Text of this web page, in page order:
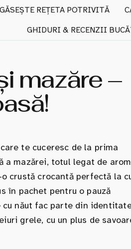
GĂSEȘTE REȚETA POTRIVITĂ
GHIDURI & RECENZII
mazăre –
te cuceresc de la prima
a mazărei, totul legat de
crustă crocantă perfectă la
în pachet pentru o pauză
cu năut fac parte din
grele, cu un plus de